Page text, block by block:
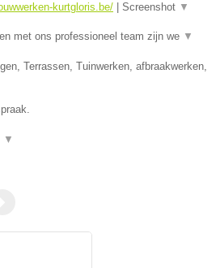
kurtgloris.be/ Screenshot ▼
met ons professioneel team zijn we ▼
Terrassen, Tuinwerken, afbraakwerken,
▼